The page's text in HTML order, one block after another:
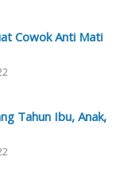
Cowok Anti Mati
Tahun Ibu, Anak,